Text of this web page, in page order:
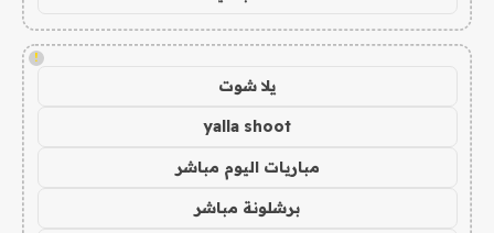
!
يلا شوت
yalla shoot
مباريات اليوم مباشر
برشلونة مباشر